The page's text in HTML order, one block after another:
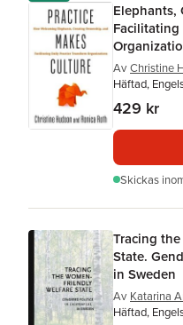
Elephants,
Facilitating
Av Christine
Häftad,
429 kr
Skickas
Tracing
State.
in Sweden
Av Katarina
Häftad,